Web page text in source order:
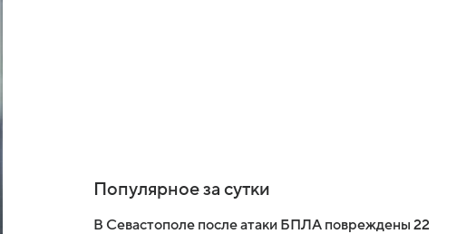
Популярное за сутки
В Севастополе после атаки БПЛА повреждены 22